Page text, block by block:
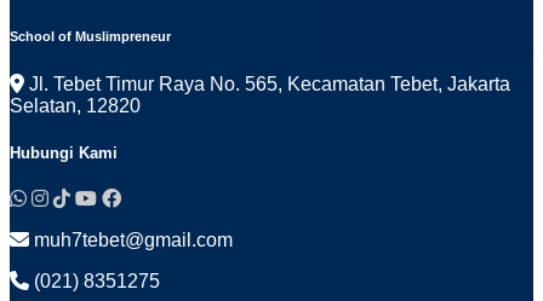
School of Muslimpreneur
Jl. Tebet Timur Raya No. 565, Kecamatan Tebet, Jakarta
Selatan, 12820
Hubungi Kami
muh7tebet@gmail.com
(021) 8351275